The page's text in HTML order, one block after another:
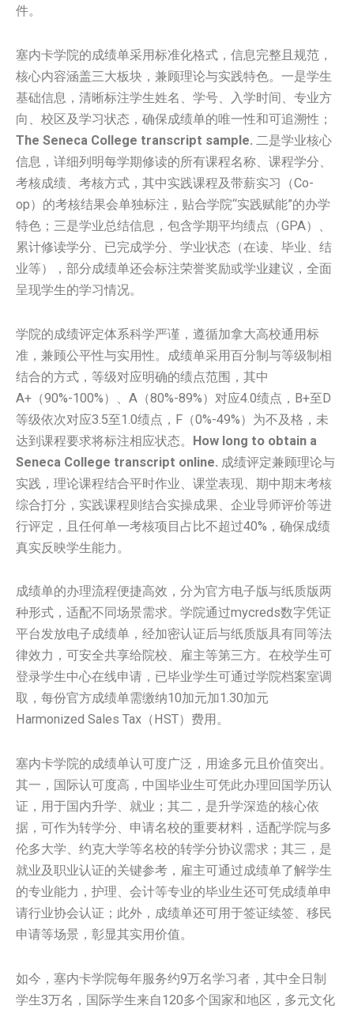
件。
塞内卡学院的成绩单采用标准化格式，信息完整且规范，
核心内容涵盖三大板块，兼顾理论与实践特色。一是学生
基础信息，清晰标注学生姓名、学号、入学时间、专业方
向、校区及学习状态，确保成绩单的唯一性和可追溯性；
The Seneca College transcript sample. 二是学业核心
信息，详细列明每学期修读的所有课程名称、课程学分、
考核成绩、考核方式，其中实践课程及带薪实习（Co-
op）的考核结果会单独标注，贴合学院“实践赋能”的办学
特色；三是学业总结信息，包含学期平均绩点（GPA）、
累计修读学分、已完成学分、学业状态（在读、毕业、结
业等），部分成绩单还会标注荣誉奖励或学业建议，全面
呈现学生的学习情况。
学院的成绩评定体系科学严谨，遵循加拿大高校通用标
准，兼顾公平性与实用性。成绩单采用百分制与等级制相
结合的方式，等级对应明确的绩点范围，其中
A+（90%-100%）、A（80%-89%）对应4.0绩点，B+至D
等级依次对应3.5至1.0绩点，F（0%-49%）为不及格，未
达到课程要求将标注相应状态。 How long to obtain a
Seneca College transcript online. 成绩评定兼顾理论与
实践，理论课程结合平时作业、课堂表现、期中期末考核
综合打分，实践课程则结合实操成果、企业导师评价等进
行评定，且任何单一考核项目占比不超过40%，确保成绩
真实反映学生能力。
成绩单的办理流程便捷高效，分为官方电子版与纸质版两
种形式，适配不同场景需求。学院通过mycreds数字凭证
平台发放电子成绩单，经加密认证后与纸质版具有同等法
律效力，可安全共享给院校、雇主等第三方。在校学生可
登录学生中心在线申请，已毕业学生可通过学院档案室调
取，每份官方成绩单需缴纳10加元加1.30加元
Harmonized Sales Tax（HST）费用。
塞内卡学院的成绩单认可度广泛，用途多元且价值突出。
其一，国际认可度高，中国毕业生可凭此办理回国学历认
证，用于国内升学、就业；其二，是升学深造的核心依
据，可作为转学分、申请名校的重要材料，适配学院与多
伦多大学、约克大学等名校的转学分协议需求；其三，是
就业及职业认证的关键参考，雇主可通过成绩单了解学生
的专业能力，护理、会计等专业的毕业生还可凭成绩单申
请行业协会认证；此外，成绩单还可用于签证续签、移民
申请等场景，彰显其实用价值。
如今，塞内卡学院每年服务约9万名学习者，其中全日制
学生3万名，国际学生来自120多个国家和地区，多元文化